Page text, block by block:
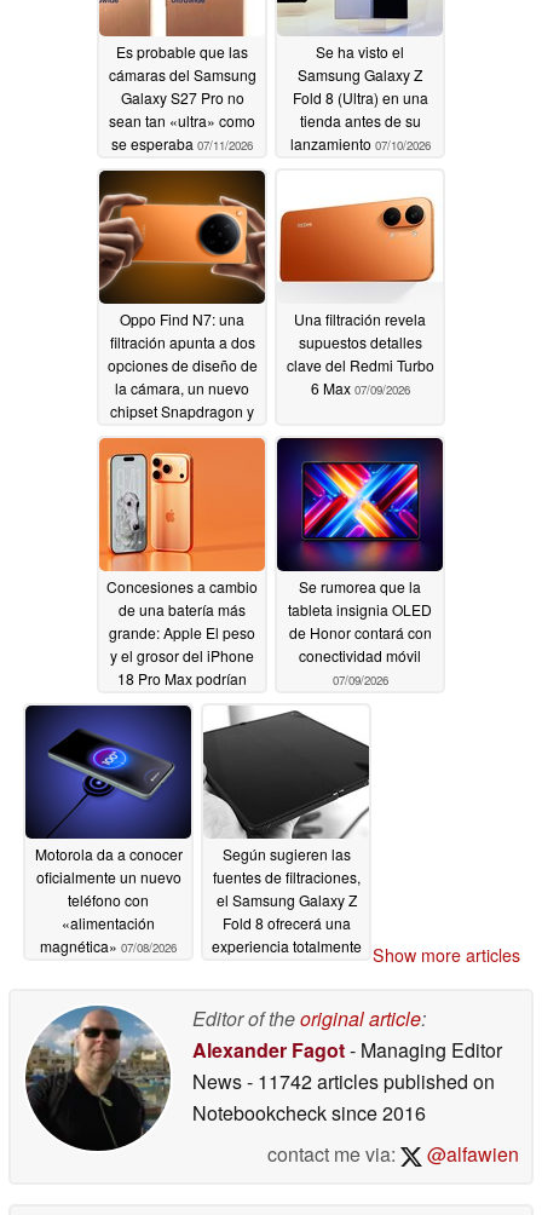
Es probable que las
cámaras del Samsung
Galaxy S27 Pro no
sean tan «ultra» como
se esperaba 07/11/2026
Se ha visto el
Samsung Galaxy Z
Fold 8 (Ultra) en una
tienda antes de su
lanzamiento 07/10/2026
Oppo Find N7: una
filtración apunta a dos
opciones de diseño de
la cámara, un nuevo
chipset Snapdragon y
una fecha de
lanzamiento
Una filtración revela
supuestos detalles
clave del Redmi Turbo
6 Max 07/09/2026
Concesiones a cambio
de una batería más
grande: Apple El peso
y el grosor del iPhone
18 Pro Max podrían
decepcionar a algunos
seguidores
07/09/2026
Se rumorea que la
tableta insignia OLED
de Honor contará con
conectividad móvil
07/09/2026
Motorola da a conocer
oficialmente un nuevo
teléfono con
«alimentación
magnética» 07/08/2026
Según sugieren las
fuentes de filtraciones,
el Samsung Galaxy Z
Fold 8 ofrecerá una
experiencia totalmente
07/06/2026
Show more articles
Editor of theoriginal article:
Alexander Fagot- Managing Editor
News- 11742 articles published on
Notebookchecksince 2016
contact me via:
@alfawien